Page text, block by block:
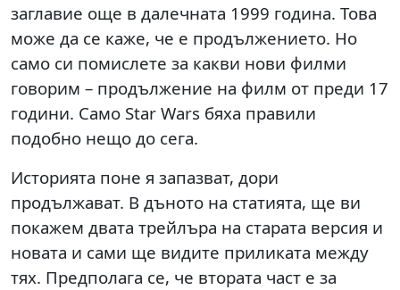
заглавие още в далечната 1999 година. Това
може да се каже, че е продължението. Но
само си помислете за какви нови филми
говорим – продължение на филм от преди 17
години. Само Star Wars бяха правили
подобно нещо до сега.
Историята поне я запазват, дори
продължават. В дъното на статията, ще ви
покажем двата трейлъра на старата версия и
новата и сами ще видите приликата между
тях. Предполага се, че втората част е за